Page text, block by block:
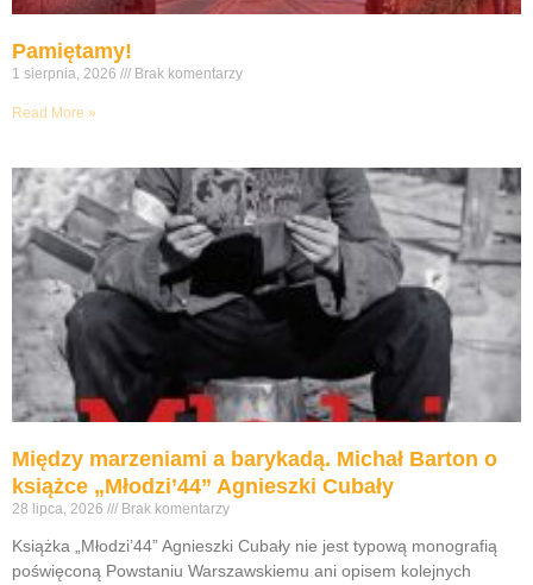
Pamiętamy!
1 sierpnia, 2026 Brak komentarzy
Read More »
Między marzeniami a barykadą. Michał Barton o
książce „Młodzi’44” Agnieszki Cubały
28 lipca, 2026 Brak komentarzy
Książka „Młodzi’44” Agnieszki Cubały nie jest typową monografią
poświęconą Powstaniu Warszawskiemu ani opisem kolejnych